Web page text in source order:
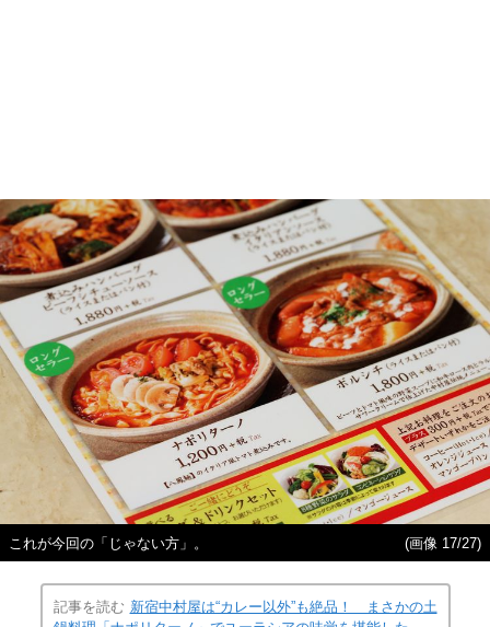
これが今回の「じゃない方」。 (画像 17/27)
記事を読む 新宿中村屋は“カレー以外”も絶品！ まさかの土